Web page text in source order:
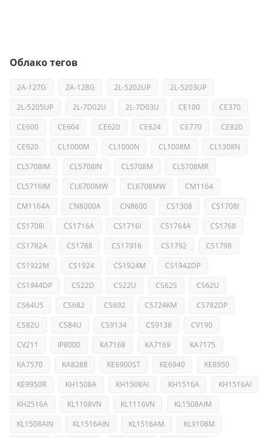
Облако тегов
2A-127G 2A-128G 2L-5202UP
2L-5203UP
2L-5205UP
2L-7D02U 2L-7D03U CE100
CE370
CE600
CE604 CE620 CE624 CE770
CE820
CE920
CL1000M CL1000N CL1008M
CL1308N
CL5708IM
CL5708IN CL5708M
CL5708MR
CL5716IM
CL6700MW CL6708MW
CM1164
CM1164A
CN8000A CN8600 CS1308
CS1708I
CS1708i
CS1716A CS1716I CS1764A
CS1768
CS1782A
CS1788 CS17916 CS1792
CS1798
CS1922M
CS1924 CS1924M
CS1942DP
CS1944DP
CS22D CS22U CS62S
CS62U
CS64US
CS682 CS692 CS724KM
CS782DP
CS82U
CS84U CS9134 CS9138
CV190
CV211
IP8000 KA7168 KA7169
KA7175
KA7570
KA8288 KE6900ST KE6940
KE8950
KE9950R
KH1508A KH1508AI KH1516A
KH1516AI
KH2516A
KL1108VN KL1116VN
KL1508AIM
KL1508AIN
KL1516AIN KL1516AM
KL9108M